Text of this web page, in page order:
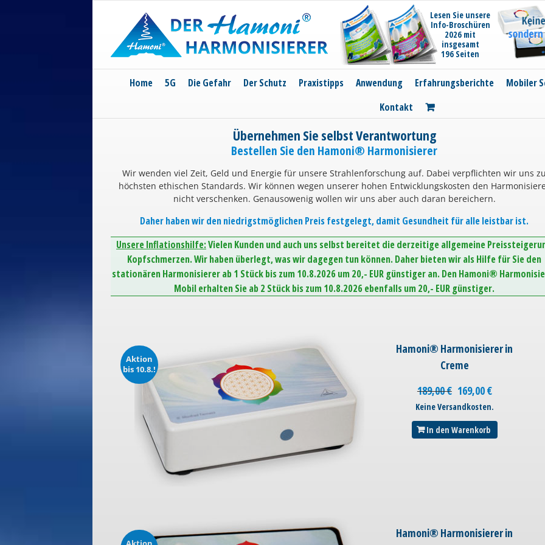
Lesen Sie unsere
Info-Broschüren
2026 mit
insgesamt
196 Seiten
Home 5G Die Gefahr Der Schutz Praxistipps Anwendung Erfahrungsberichte
Mobiler
Kontakt
Übernehmen Sie selbst Verantwortung
Bestellen Sie den Hamoni® Harmonisierer
Wir wenden viel Zeit, Geld und Energie für unsere Strahlenforschung auf. Dabei verpflichten wir uns
höchsten ethischen Standards. Wir können wegen unserer hohen Entwicklungskosten den
nicht verschenken. Genausowenig wollen wir uns aber auch daran bereichern.
Daher haben wir den niedrigstmöglichen Preis festgelegt, damit Gesundheit für alle leistbar ist.
Unsere Inflationshilfe:Vielen Kunden und auch uns selbst bereitet die derzeitige allgemeine
Kopfschmerzen. Wir haben überlegt, was wir dagegen tun können. Daher bieten wir als Hilfe für Sie den
stationären Harmonisierer ab 1 Stück bis zum 10.8.2026 um 20,- EUR günstiger an. Den Hamoni®
Mobil erhalten Sie ab 2 Stück bis zum 10.8.2026 ebenfalls um 20,- EUR günstiger.
Aktion
bis 10.8.!
Hamoni® Harmonisierer in
Creme
189,00€ 169,00€
Keine Versandkosten.
In den Warenkorb
Hamoni® Harmonisierer in